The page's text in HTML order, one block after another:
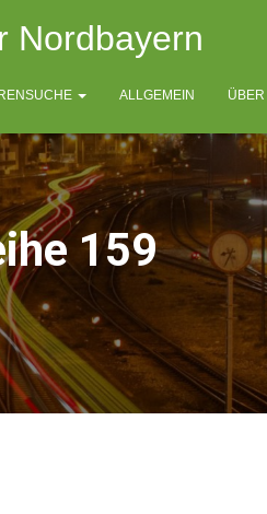
Nordbayern
ALLGEMEIN
159